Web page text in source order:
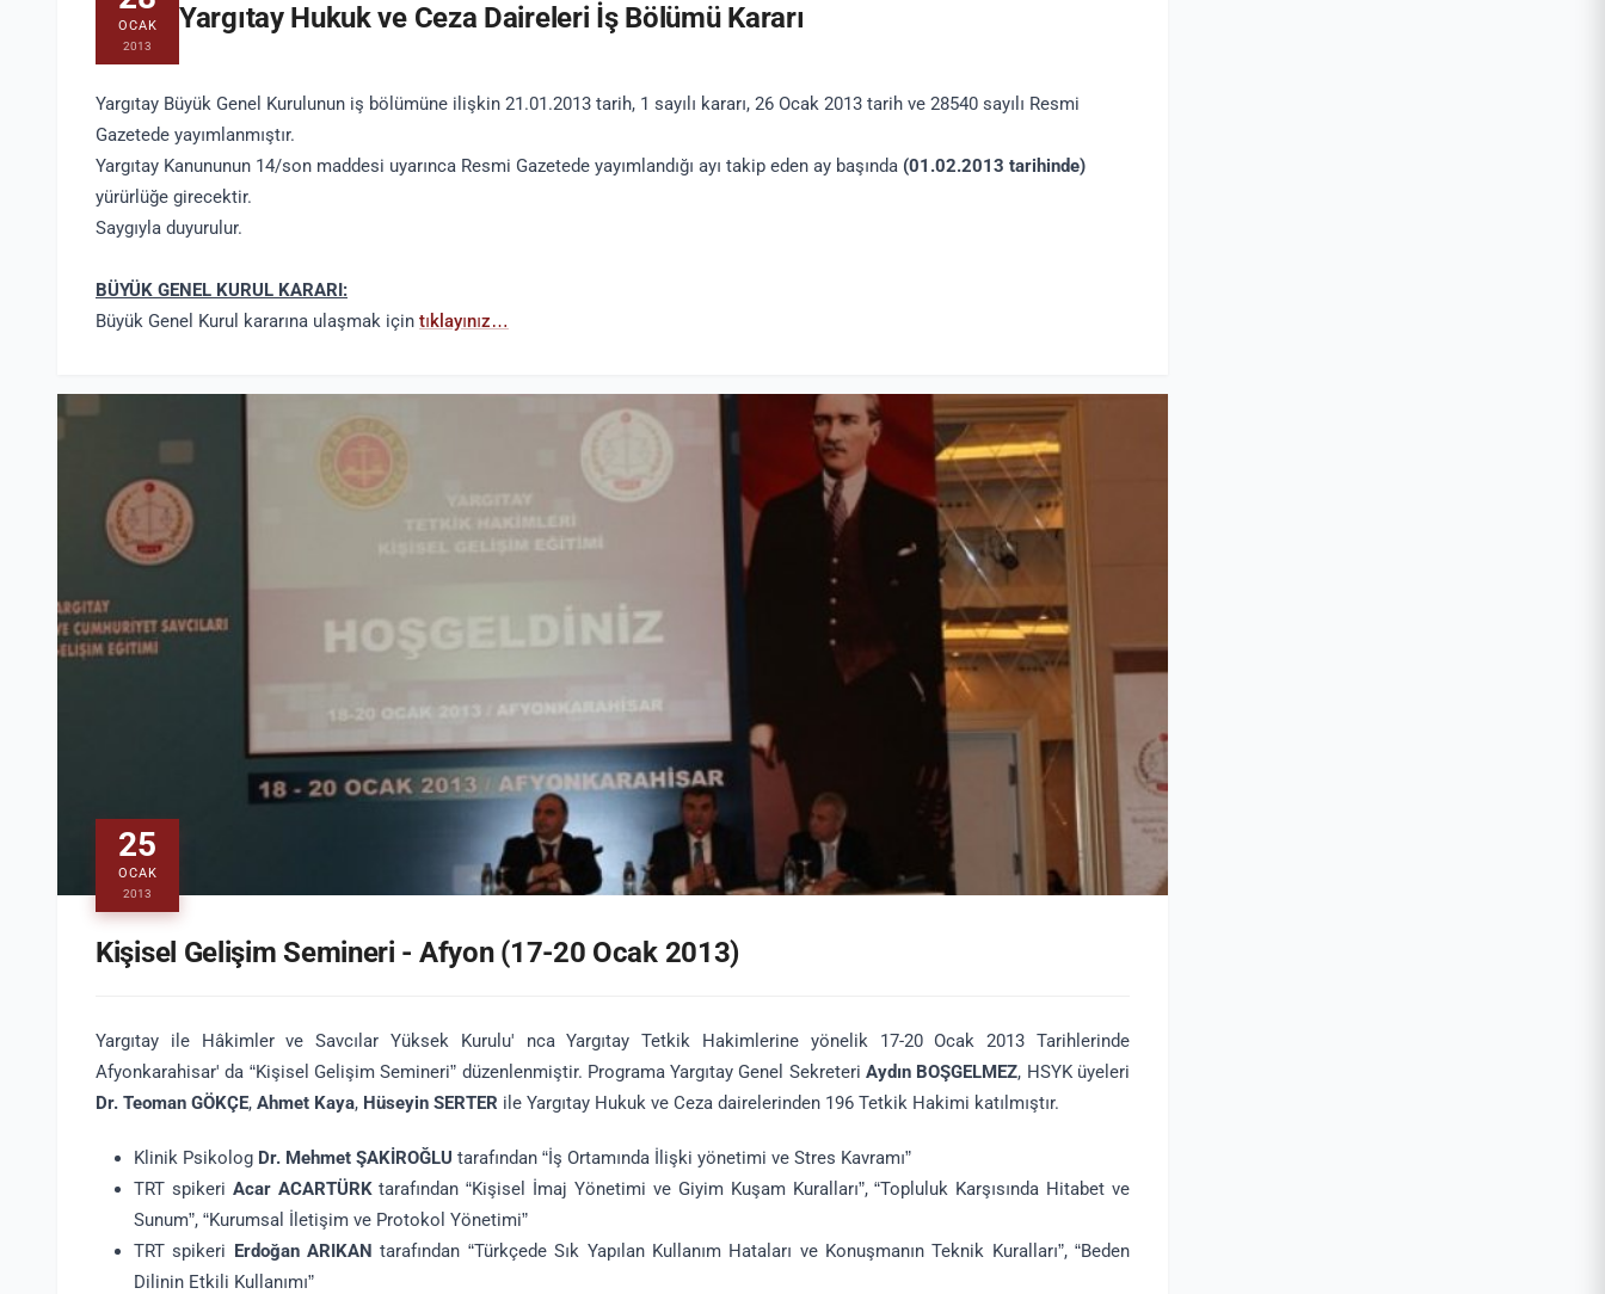
OCAK
2013
Yargıtay Hukuk ve Ceza Daireleri İş Bölümü Kararı
Yargıtay Büyük Genel Kurulunun iş bölümüne ilişkin 21.01.2013 tarih, 1 sayılı kararı, 26 Ocak 2013 tarih ve 28540 sayılı Resmi
Gazetede yayımlanmıştır.
Yargıtay Kanununun 14/son maddesi uyarınca Resmi Gazetede yayımlandığı ayı takip eden ay başında (01.02.2013 tarihinde)
yürürlüğe girecektir.
Saygıyla duyurulur.
BÜYÜK GENEL KURUL KARARI:
Büyük Genel Kurul kararına ulaşmak için tıklayınız…
25
OCAK
2013
Kişisel Gelişim Semineri - Afyon (17-20 Ocak 2013)
Yargıtay ile Hâkimler ve Savcılar Yüksek Kurulu' nca Yargıtay Tetkik Hakimlerine yönelik 17-20 Ocak 2013 Tarihlerinde
Afyonkarahisar' da “Kişisel Gelişim Semineri” düzenlenmiştir. Programa Yargıtay Genel SekreteriAydın BOŞGELMEZ, HSYK üyeleri
Dr. Teoman GÖKÇE, Ahmet Kaya, Hüseyin SERTER ile Yargıtay Hukuk ve Ceza dairelerinden 196 Tetkik Hakimi katılmıştır.
Klinik Psikolog Dr. Mehmet ŞAKİROĞLU tarafından “İş Ortamında İlişki yönetimi ve Stres Kavramı”
TRT spikeri Acar ACARTÜRKtarafından “Kişisel İmaj Yönetimi ve Giyim Kuşam Kuralları”, “Topluluk Karşısında Hitabet ve
Sunum”, “Kurumsal İletişim ve Protokol Yönetimi”
TRT spikeri Erdoğan ARIKANtarafından “Türkçede Sık Yapılan Kullanım Hataları ve Konuşmanın Teknik Kuralları”, “Beden
Dilinin Etkili Kullanımı”